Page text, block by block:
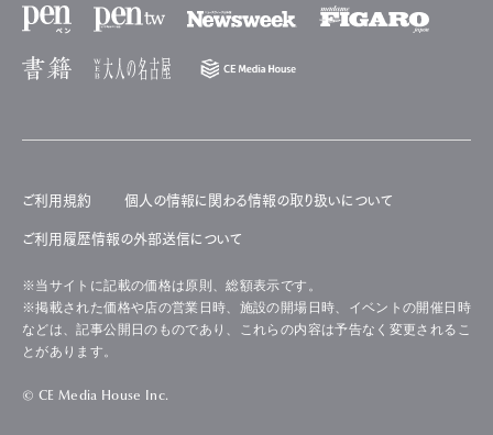
ご利用規約 個人の情報に関わる情報の取り扱いについて
ご利用履歴情報の外部送信について
※当サイトに記載の価格は原則、総額表示です。
※掲載された価格や店の営業日時、施設の開場日時、イベントの開催日時
などは、記事公開日のものであり、これらの内容は予告なく変更されるこ
とがあります。
© CE Media House Inc.